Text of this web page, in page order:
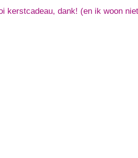
kerstcadeau, dank! (en ik woon